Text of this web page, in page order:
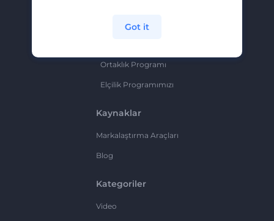
Şartlar Ve Koşullar
Ortaklık Programı
Elçilik Programımızı
Kaynaklar
Markalaştırma Araçları
Blog
Kategoriler
Video
Got it